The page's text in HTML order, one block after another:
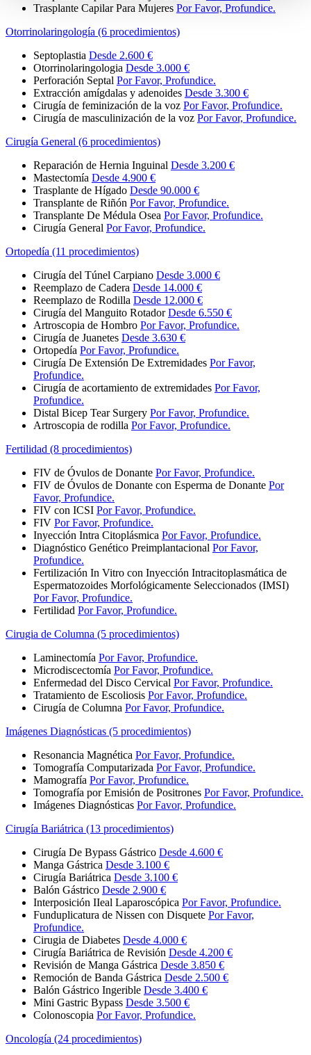
Trasplante Capilar Para Mujeres Por Favor, Profundice.
Otorrinolaringología (6 procedimientos)
Septoplastia Desde 2.600 €
Otorrinolaringologia Desde 3.000 €
Perforación Septal Por Favor, Profundice.
Extracción amígdalas y adenoides Desde 3.300 €
Cirugía de feminización de la voz Por Favor, Profundice.
Cirugía de masculinización de la voz Por Favor, Profundice.
Cirugía General (6 procedimientos)
Reparación de Hernia Inguinal Desde 3.200 €
Mastectomía Desde 4.900 €
Trasplante de Hígado Desde 90.000 €
Transplante de Riñón Por Favor, Profundice.
Transplante De Médula Osea Por Favor, Profundice.
Cirugía General Por Favor, Profundice.
Ortopedía (11 procedimientos)
Cirugía del Túnel Carpiano Desde 3.000 €
Reemplazo de Cadera Desde 14.000 €
Reemplazo de Rodilla Desde 12.000 €
Cirugía del Manguito Rotador Desde 6.550 €
Artroscopia de Hombro Por Favor, Profundice.
Cirugía de Juanetes Desde 3.630 €
Ortopedía Por Favor, Profundice.
Cirugía De Extensión De Extremidades Por Favor,
Profundice.
Cirugía de acortamiento de extremidades Por Favor,
Profundice.
Distal Bicep Tear Surgery Por Favor, Profundice.
Artroscopia de rodilla Por Favor, Profundice.
Fertilidad (8 procedimientos)
FIV de Óvulos de Donante Por Favor, Profundice.
FIV de Óvulos de Donante con Esperma de Donante Por
Favor, Profundice.
FIV con ICSI Por Favor, Profundice.
FIV Por Favor, Profundice.
Inyección Intra Citoplásmica Por Favor, Profundice.
Diagnóstico Genético Preimplantacional Por Favor,
Profundice.
Fertilización In Vitro con Inyección Intracitoplasmática de
Espermatozoides Morfológicamente Seleccionados (IMSI)
Por Favor, Profundice.
Fertilidad Por Favor, Profundice.
Cirugia de Columna (5 procedimientos)
Laminectomía Por Favor, Profundice.
Microdiscectomía Por Favor, Profundice.
Enfermedad del Disco Cervical Por Favor, Profundice.
Tratamiento de Escoliosis Por Favor, Profundice.
Cirugía de Columna Por Favor, Profundice.
Imágenes Diagnósticas (5 procedimientos)
Resonancia Magnética Por Favor, Profundice.
Tomografía Computarizada Por Favor, Profundice.
Mamografía Por Favor, Profundice.
Tomografía por Emisión de Positrones Por Favor, Profundice.
Imágenes Diagnósticas Por Favor, Profundice.
Cirugía Bariátrica (13 procedimientos)
Cirugía De Bypass Gástrico Desde 4.600 €
Manga Gástrica Desde 3.100 €
Cirugía Bariátrica Desde 3.100 €
Balón Gástrico Desde 2.900 €
Interposición IIeal Laparoscópica Por Favor, Profundice.
Funduplicatura de Nissen con Disquete Por Favor,
Profundice.
Cirugia de Diabetes Desde 4.000 €
Cirugía Bariátrica de Revisión Desde 4.200 €
Revisión de Manga Gástrica Desde 3.850 €
Remoción de Banda Gástrica Desde 2.500 €
Balón Gástrico Ingerible Desde 3.400 €
Mini Gastric Bypass Desde 3.500 €
Colonoscopia Por Favor, Profundice.
Oncología (24 procedimientos)